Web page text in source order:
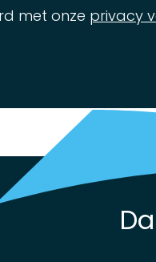
met onze privacy